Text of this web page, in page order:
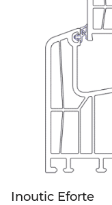
Inoutic Eforte